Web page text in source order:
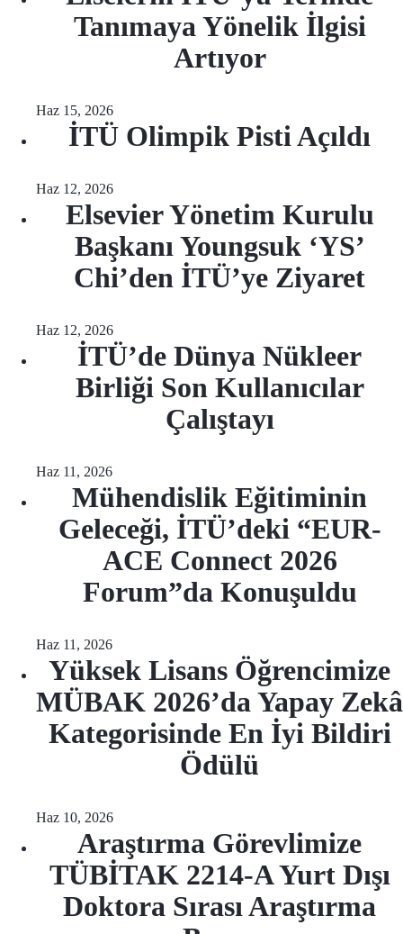
Tanımaya Yönelik İlgisi
Artıyor
Haz 15, 2026
İTÜ Olimpik Pisti Açıldı
Haz 12, 2026
Elsevier Yönetim Kurulu
Başkanı Youngsuk ‘YS’
Chi’den İTÜ’ye Ziyaret
Haz 12, 2026
İTÜ’de Dünya Nükleer
Birliği Son Kullanıcılar
Çalıştayı
Haz 11, 2026
Mühendislik Eğitiminin
Geleceği, İTÜ’deki “EUR-
ACE Connect 2026
Forum”da Konuşuldu
Haz 11, 2026
Yüksek Lisans Öğrencimize
MÜBAK 2026’da Yapay Zekâ
Kategorisinde En İyi Bildiri
Ödülü
Haz 10, 2026
Araştırma Görevlimize
TÜBİTAK 2214-A Yurt Dışı
Doktora Sırası Araştırma